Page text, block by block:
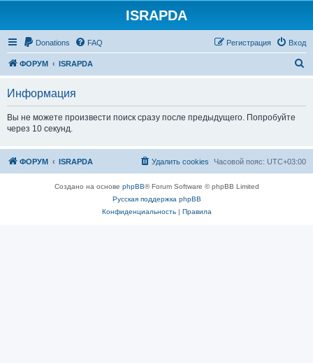
ISRAPDA
Donations FAQ Вход
Регистрация
ФОРУМ ISRAPDA
Информация
Вы не можете произвести поиск сразу после предыдущего. Попробуйте
через 10 секунд.
ФОРУМ ISRAPDA Часовой пояс: UTC+03:00
Удалить cookies
Создано на основе phpBB® Forum Software © phpBB Limited
Русская поддержка phpBB
Конфиденциальность| Правила